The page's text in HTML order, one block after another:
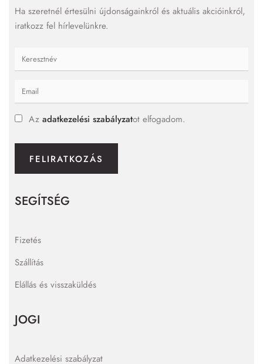
SEGÍTSÉG
Fizetés
Szállítás
Elállás és visszaküldés
JOGI
Adatkezelési szabályzat
Ha szeretnél értesülni újdonságainkról és aktuális akcióinkról,
iratkozz fel hírlevelünkre.
Az adatkezelési szabályzatot elfogadom.
FELIRATKOZÁS